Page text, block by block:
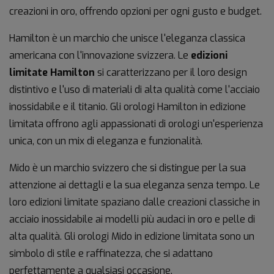
creazioni in oro, offrendo opzioni per ogni gusto e budget.
Hamilton è un marchio che unisce l'eleganza classica
americana con l'innovazione svizzera. Le edizioni
limitate Hamilton si caratterizzano per il loro design
distintivo e l'uso di materiali di alta qualità come l'acciaio
inossidabile e il titanio. Gli orologi Hamilton in edizione
limitata offrono agli appassionati di orologi un'esperienza
unica, con un mix di eleganza e funzionalità.
Mido è un marchio svizzero che si distingue per la sua
attenzione ai dettagli e la sua eleganza senza tempo. Le
loro edizioni limitate spaziano dalle creazioni classiche in
acciaio inossidabile ai modelli più audaci in oro e pelle di
alta qualità. Gli orologi Mido in edizione limitata sono un
simbolo di stile e raffinatezza, che si adattano
perfettamente a qualsiasi occasione.